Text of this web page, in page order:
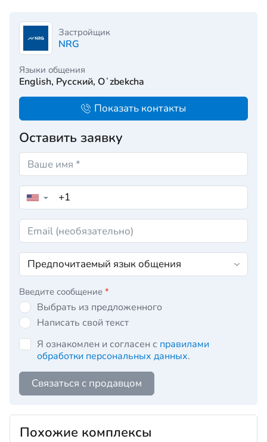
Застройщик
NRG
Языки общения
English, Русский, Oʻzbekcha
Показать контакты
Оставить заявку
▼
Введите сообщение *
Выбрать из предложенного
Написать свой текст
Я ознакомлен и согласен с правилами
обработки персональных данных.
Связаться с продавцом
Похожие комплексы